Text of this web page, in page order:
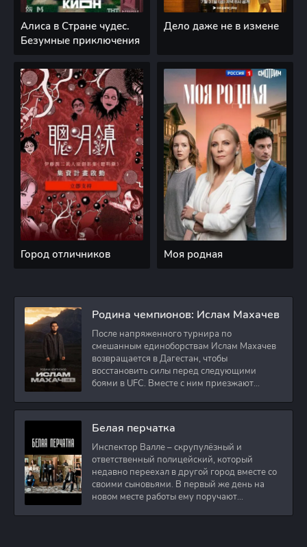
Алиса в Стране чудес.
Безумные приключения
Дело даже не в измене
Город отличников Моя родная
Родина чемпионов: Ислам Махачев
После напряженного турнира по
смешанным единоборствам Ислам Махачев
возвращается в Дагестан, чтобы
восстановить силы перед следующими
боями в UFC. Вместе с ним приезжают
Белая перчатка
Инспектор Валле – скрупулёзный и
ответственный полицейский, который
недавно переехал в другой город вместе со
своими сыновьями. В первый же день на
новом месте работы ему поручают